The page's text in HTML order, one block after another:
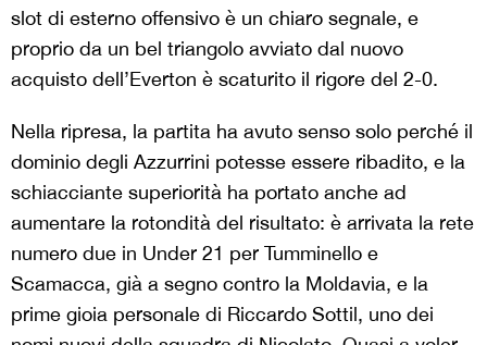
slot di esterno offensivo è un chiaro segnale, e
proprio da un bel triangolo avviato dal nuovo
acquisto dell’Everton è scaturito il rigore del 2-0.
Nella ripresa, la partita ha avuto senso solo perché il
dominio degli Azzurrini potesse essere ribadito, e la
schiacciante superiorità ha portato anche ad
aumentare la rotondità del risultato: è arrivata la rete
numero due in Under 21 per Tumminello e
Scamacca, già a segno contro la Moldavia, e la
prime gioia personale di Riccardo Sottil, uno dei